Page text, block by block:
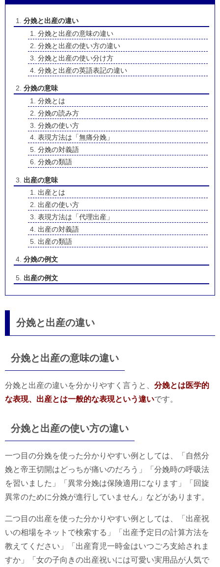
分娩と出産の違い
分娩と出産の意味の違い
分娩と出産の使い方の違い
分娩と出産の使い分け方
分娩と出産の英語表記の違い
分娩の意味
分娩とは
分娩の読み方
分娩の使い方
表現方法は「無痛分娩」
分娩の対義語
分娩の類語
出産の意味
出産とは
出産の使い方
表現方法は「代理出産」
出産の対義語
出産の類語
分娩の例文
出産の例文
分娩と出産の違い
分娩と出産の意味の違い
分娩と出産の違いを分かりやすく言うと、 分娩とは医学的
な表現、出産とは一般的な表現という違いです。
分娩と出産の使い方の違い
一つ目の分娩を使った分かりやすい例としては、「自然分
娩と帝王切開はどっちが痛いのだろう」「分娩時の呼吸法
を習いました」「異常分娩は保険適用になります」「回旋
異常のために分娩が進行していません」などがあります。
二つ目の出産を使った分かりやすい例としては、「出産祝
いの相場をネットで検索する」「出産予定日の計算方法を
教えてください」「出産育児一時金はいつごろ支給されま
すか」「女の子向きの出産祝いには可愛い実用品が人気で